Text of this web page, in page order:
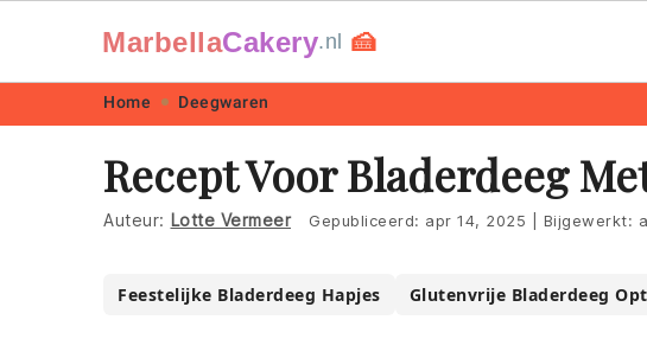
navigation
content
MarbellaCakery.nl 🍰
Home Deegwaren
Recept Voor Bladerdeeg
Auteur: Lotte Vermeer Gepubliceerd: apr 14, 2025 Bijgewerkt:
Feestelijke Bladerdeeg Hapjes Glutenvrije Bladerdeeg